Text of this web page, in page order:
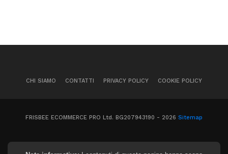
CHI SIAMO CONTATTI PRIVACY POLICY COOKIE POLICY
FRISBEE ECOMMERCE PRO Ltd. BG207943190 - 2026 Sitemap